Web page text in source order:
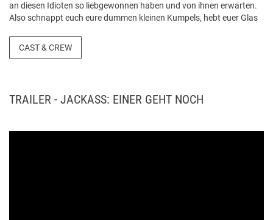
an diesen Idioten so liebgewonnen haben und von ihnen erwarten.
Also schnappt euch eure dummen kleinen Kumpels, hebt euer Glas
CAST & CREW
TRAILER - JACKASS: EINER GEHT NOCH